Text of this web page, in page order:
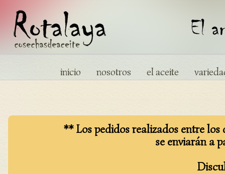
inicio nosotros el aceite
** Los pedidos realizados entre los
se enviarán a